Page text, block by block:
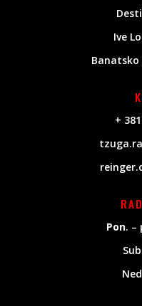
Ive
Banatsko
+
Pon. –